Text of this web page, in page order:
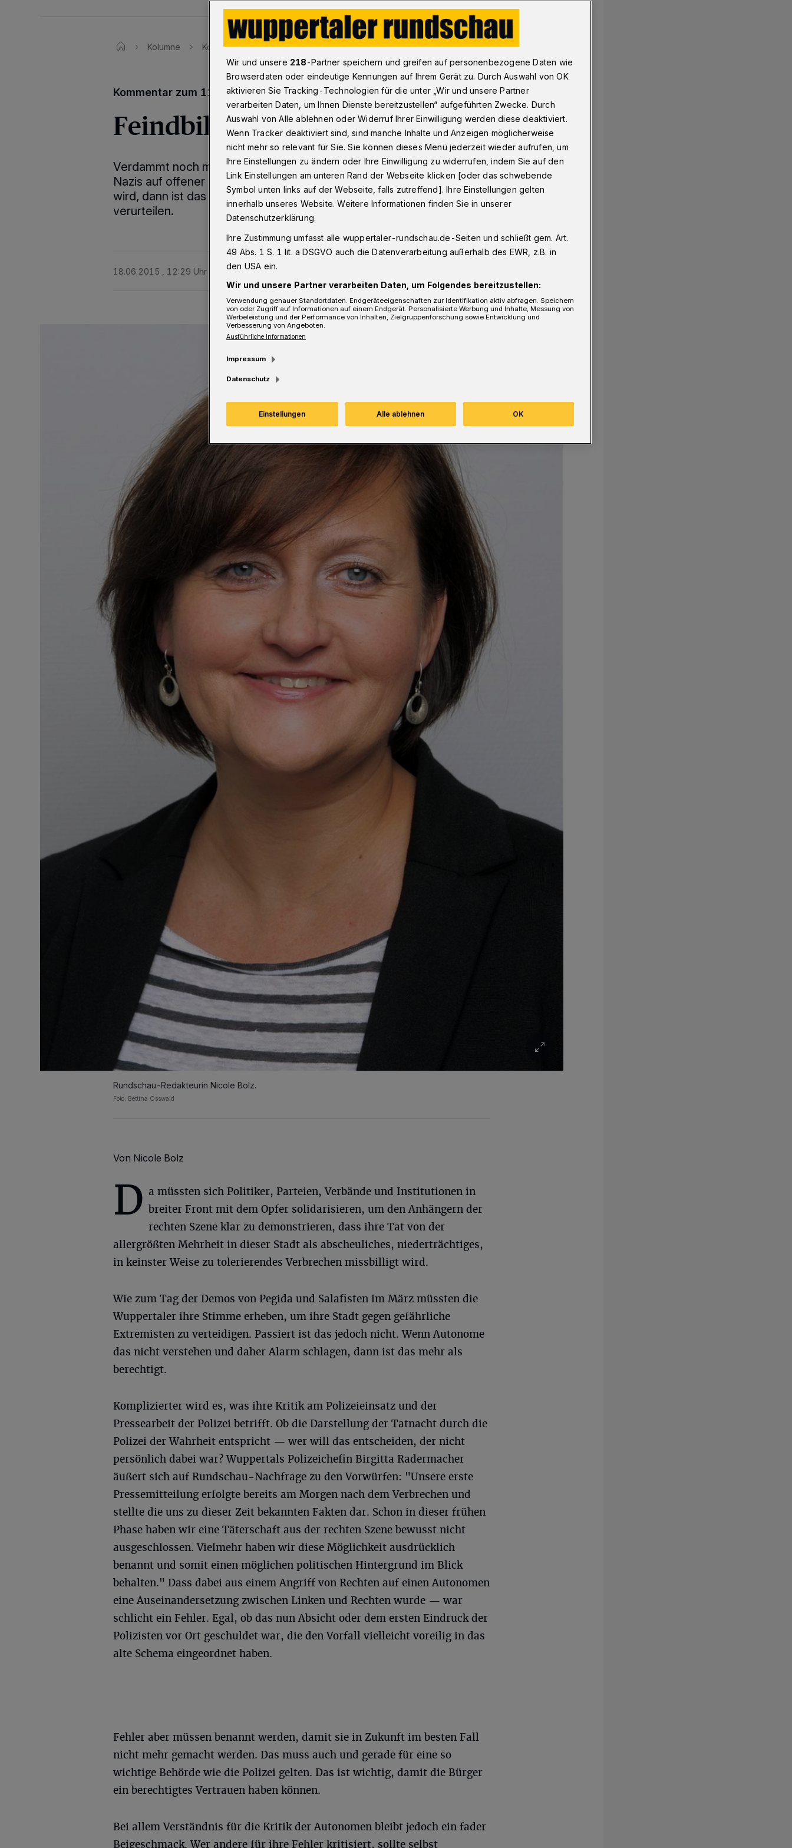
Kolumne Kommentar Feindbilder
Kommentar zum 11. April und seinen Folgen
Feindbilder
Verdammt noch mal, ja! Wenn ein Türke gezielt von drei Hogesa-
Nazis auf offener Straße angegriffen und lebensgefährlich verletzt
wird, dann ist das ein Anlass, diese Tat lautstark und deutlich zu
verurteilen.
18.06.2015 , 12:29 Uhr 2 Minuten Lesezeit
Rundschau-Redakteurin Nicole Bolz.
Foto: Bettina Osswald
Von Nicole Bolz
D a müssten sich Politiker, Parteien, Verbände und Institutionen in
breiter Front mit dem Opfer solidarisieren, um den Anhängern der
rechten Szene klar zu demonstrieren, dass ihre Tat von der
allergrößten Mehrheit in dieser Stadt als abscheuliches, niederträchtiges,
in keinster Weise zu tolerierendes Verbrechen missbilligt wird.
Wie zum Tag der Demos von Pegida und Salafisten im März müssten die
Wuppertaler ihre Stimme erheben, um ihre Stadt gegen gefährliche
Extremisten zu verteidigen. Passiert ist das jedoch nicht. Wenn Autonome
das nicht verstehen und daher Alarm schlagen, dann ist das mehr als
berechtigt.
Komplizierter wird es, was ihre Kritik am Polizeieinsatz und der
Pressearbeit der Polizei betrifft. Ob die Darstellung der Tatnacht durch die
Polizei der Wahrheit entspricht — wer will das entscheiden, der nicht
persönlich dabei war? Wuppertals Polizeichefin Birgitta Radermacher
äußert sich auf Rundschau-Nachfrage zu den Vorwürfen: "Unsere erste
Pressemitteilung erfolgte bereits am Morgen nach dem Verbrechen und
stellte die uns zu dieser Zeit bekannten Fakten dar. Schon in dieser frühen
Phase haben wir eine Täterschaft aus der rechten Szene bewusst nicht
ausgeschlossen. Vielmehr haben wir diese Möglichkeit ausdrücklich
benannt und somit einen möglichen politischen Hintergrund im Blick
behalten." Dass dabei aus einem Angriff von Rechten auf einen Autonomen
eine Auseinandersetzung zwischen Linken und Rechten wurde — war
schlicht ein Fehler. Egal, ob das nun Absicht oder dem ersten Eindruck der
Polizisten vor Ort geschuldet war, die den Vorfall vielleicht voreilig in das
alte Schema eingeordnet haben.
Fehler aber müssen benannt werden, damit sie in Zukunft im besten Fall
nicht mehr gemacht werden. Das muss auch und gerade für eine so
wichtige Behörde wie die Polizei gelten. Das ist wichtig, damit die Bürger
ein berechtigtes Vertrauen haben können.
Bei allem Verständnis für die Kritik der Autonomen bleibt jedoch ein fader
Beigeschmack. Wer andere für ihre Fehler kritisiert, sollte selbst
Wir und unsere 218-Partner speichern und greifen auf personenbezogene Daten wie
Browserdaten oder eindeutige Kennungen auf Ihrem Gerät zu. Durch Auswahl von OK
aktivieren Sie Tracking-Technologien für die unter „Wir und unsere Partner
verarbeiten Daten, um Ihnen Dienste bereitzustellen“ aufgeführten Zwecke. Durch
Auswahl von Alle ablehnen oder Widerruf Ihrer Einwilligung werden diese deaktiviert.
Wenn Tracker deaktiviert sind, sind manche Inhalte und Anzeigen möglicherweise
nicht mehr so relevant für Sie. Sie können dieses Menü jederzeit wieder aufrufen, um
Ihre Einstellungen zu ändern oder Ihre Einwilligung zu widerrufen, indem Sie auf den
Link Einstellungen am unteren Rand der Webseite klicken [oder das schwebende
Symbol unten links auf der Webseite, falls zutreffend]. Ihre Einstellungen gelten
innerhalb unseres Website. Weitere Informationen finden Sie in unserer
Datenschutzerklärung.
Ihre Zustimmung umfasst alle wuppertaler-rundschau.de-Seiten und schließt gem. Art.
49 Abs. 1 S. 1 lit. a DSGVO auch die Datenverarbeitung außerhalb des EWR, z.B. in
den USA ein.
Wir und unsere Partner verarbeiten Daten, um Folgendes bereitzustellen:
Verwendung genauer Standortdaten. Endgeräteeigenschaften zur Identifikation aktiv abfragen. Speichern
von oder Zugriff auf Informationen auf einem Endgerät. Personalisierte Werbung und Inhalte, Messung von
Werbeleistung und der Performance von Inhalten, Zielgruppenforschung sowie Entwicklung und
Verbesserung von Angeboten.
Ausführliche Informationen
Impressum
Datenschutz
Einstellungen Alle ablehnen OK